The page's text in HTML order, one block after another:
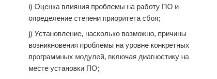
i) Оценка влияния проблемы на работу ПО и
определение степени приоритета сбоя;
j) Установление, насколько возможно, причины
возникновения проблемы на уровне конкретных
программных модулей, включая диагностику на
месте установки ПО;